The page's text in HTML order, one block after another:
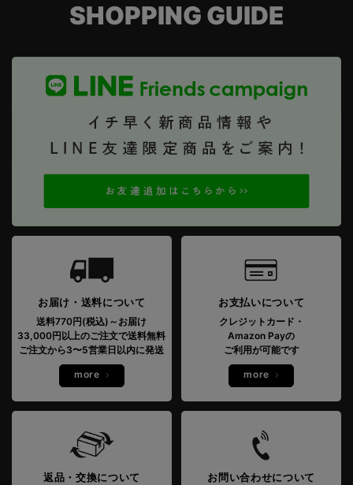
SHOPPING GUIDE
お届け・送料について
送料770円(税込)～お届け
33,000円以上のご注文で送料無料
ご注文から3〜5営業日以内に発送
more
お支払いについて
クレジットカード・
Amazon Payの
ご利用が可能です
more
返品・交換について お問い合わせについて